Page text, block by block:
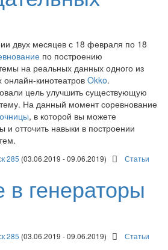
двух месяцев с 18 февраля по 18
по построению
на реальных данных одного из
онлайн-кинотеатров Okko.
цель улучшить существующую
На данный момент соревнование
, в которой вы можете
и отточить навыки в построении
285 (03.06.2019 - 09.06.2019) Статьи
в генераторы
285 (03.06.2019 - 09.06.2019) Статьи